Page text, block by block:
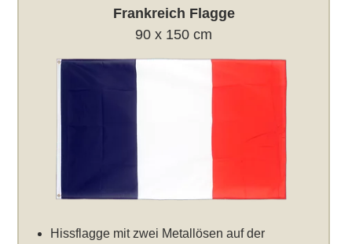
Frankreich Flagge
90 x 150 cm
Hissflagge mit zwei Metallösen auf der